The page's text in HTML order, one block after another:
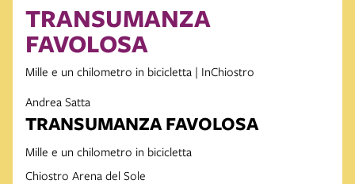
TRANSUMANZA
FAVOLOSA
Mille e un chilometro in bicicletta | InChiostro
Andrea Satta
TRANSUMANZA FAVOLOSA
Mille e un chilometro in bicicletta
Chiostro Arena del Sole